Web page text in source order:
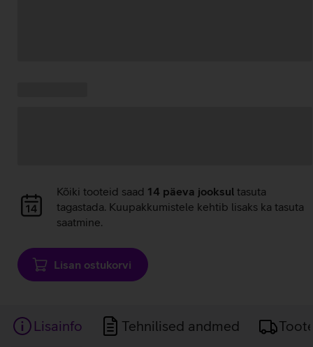
Andmete
laadimine
Kõiki tooteid saad 14 päeva jooksul tasuta
tagastada. Kuupakkumistele kehtib lisaks ka tasuta
saatmine.
Lisan ostukorvi
Lisainfo Tehnilised andmed